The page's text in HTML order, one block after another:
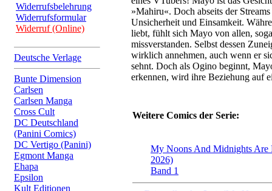
Widerrufsbelehrung
Widerrufsformular
Widerruf (Online)
Deutsche Verlage
Bunte Dimension
Carlsen
Carlsen Manga
Cross Cult
DC Deutschland
(Panini Comics)
DC Vertigo (Panini)
Egmont Manga
Ehapa
Epsilon
Kult Editionen
»Mahiru«. Doch abseits der
Unsicherheit und Einsamkeit.
liebt, fühlt sich Mayo von allen,
missverstanden. Selbst dessen
wirklich annehmen, auch wenn er
sehnt. Doch als Ogino beginnt,
erkennen, wird ihre Beziehung auf
Weitere Comics der Serie:
My Noons And Midnights Are
2026)
Band 1